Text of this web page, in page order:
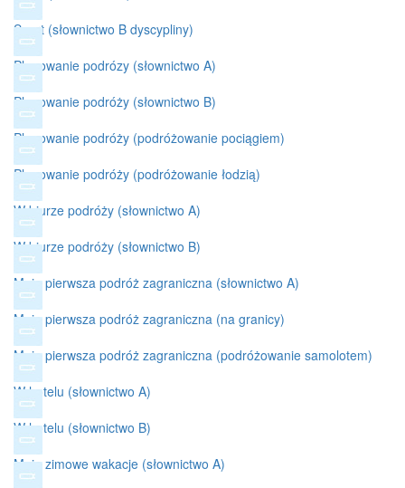
Sport (słownictwo B dyscypliny)
Planowanie podrózy (słownictwo A)
Planowanie podróży (słownictwo B)
Planowanie podróży (podróżowanie pociągiem)
Planowanie podróży (podróżowanie łodzią)
W biurze podróży (słownictwo A)
W biurze podróży (słownictwo B)
Moja pierwsza podróż zagraniczna (słownictwo A)
Moja pierwsza podróż zagraniczna (na granicy)
Moja pierwsza podróż zagraniczna (podróżowanie samolotem)
W hotelu (słownictwo A)
W hotelu (słownictwo B)
Moje zimowe wakacje (słownictwo A)